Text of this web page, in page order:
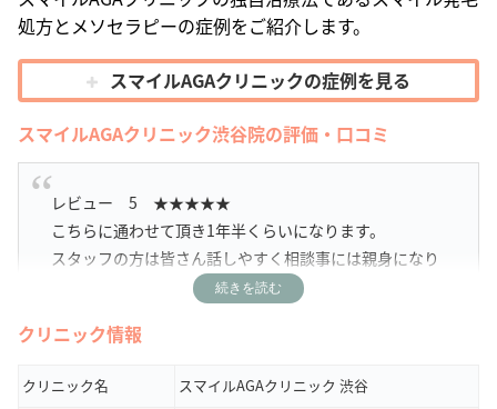
処方とメソセラピーの症例をご紹介します。
スマイルAGAクリニックの症例を見る
スマイルAGAクリニック渋谷院の評価・口コミ
レビュー 5 ★★★★★
こちらに通わせて頂き1年半くらいになります。
スタッフの方は皆さん話しやすく相談事には親身になり
対応してくださいます。
渋谷駅からもすぐで通いやすいのがオススメです！
続きを読む
クリニック情報
クリニック名 スマイルAGAクリニック 渋谷